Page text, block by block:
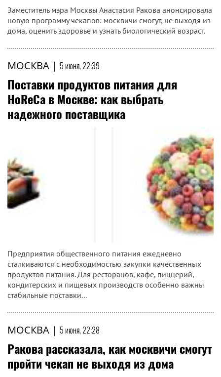
Заместитель мэра Москвы Анастасия Ракова анонсировала
новую программу чекапов: москвичи смогут, не выходя из
дома, оценить здоровье и узнать биологический возраст.
МОСКВА | 5 июня, 22:39
Поставки продуктов питания для
HoReCa в Москве: как выбрать
надежного поставщика
Предприятия общественного питания ежедневно
сталкиваются с необходимостью закупки качественных
продуктов питания. Для ресторанов, кафе, пиццерий,
кондитерских и пищевых производств особенно важны
стабильные поставки...
МОСКВА | 5 июня, 22:28
Ракова рассказала, как москвичи смогут
пройти чекап не выходя из дома